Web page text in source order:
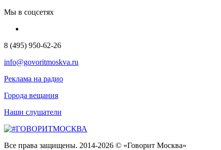
Мы в соцсетях
8 (495) 950-62-26
info@govoritmoskva.ru
Реклама на радио
Города вещания
Наши слушатели
Все права защищены. 2014-2026 © «Говорит Москва»